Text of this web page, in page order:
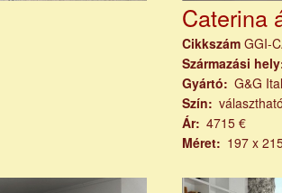
Caterina
Cikkszám GGI-
Származási hely
Gyártó
G&G
Szín
választható
Ár 4715 €
Méret
197 x